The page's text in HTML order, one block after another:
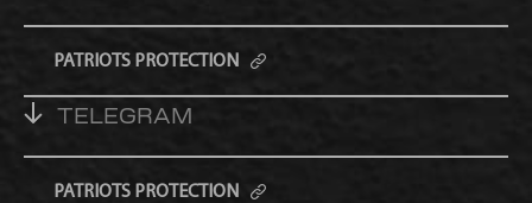
PATRIOTS PROTECTION
TELEGRAM
PATRIOTS PROTECTION